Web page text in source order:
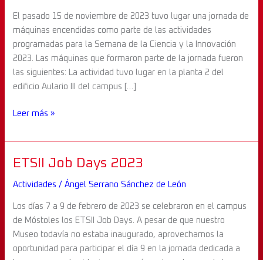
El pasado 15 de noviembre de 2023 tuvo lugar una jornada de
máquinas encendidas como parte de las actividades
programadas para la Semana de la Ciencia y la Innovación
2023. Las máquinas que formaron parte de la jornada fueron
las siguientes: La actividad tuvo lugar en la planta 2 del
edificio Aulario III del campus […]
Semana
la
Leer más »
ETSII Job Days 2023
Actividades /Ángel Serrano Sánchez de León
Los días 7 a 9 de febrero de 2023 se celebraron en el campus
de Móstoles los ETSII Job Days. A pesar de que nuestro
Museo todavía no estaba inaugurado, aprovechamos la
oportunidad para participar el día 9 en la jornada dedicada a
ETSII
Days
2023